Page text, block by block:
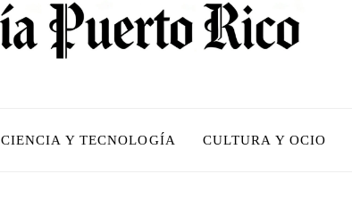
CIENCIA Y TECNOLOGÍA CULTURA Y OCIO